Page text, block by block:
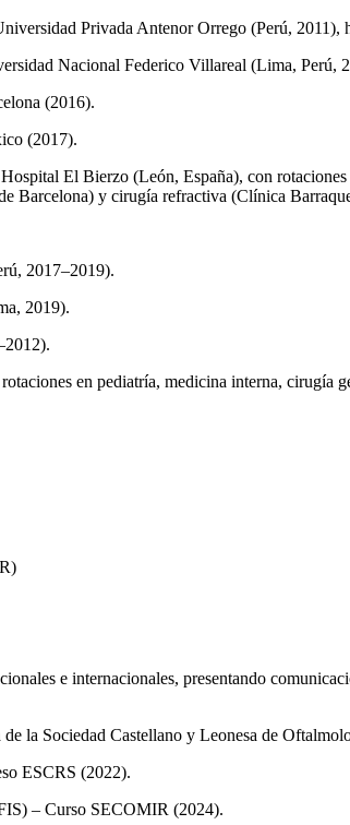
Privada Antenor Orrego (Perú,
Nacional Federico Villareal (Lima, Perú,
(2016).
(2017).
El Bierzo (León, España), con
Barcelona) y cirugía refractiva (Clínica
2017–2019).
2019).
en pediatría, medicina interna, cirugía
e internacionales, presentando
la Sociedad Castellano y Leonesa de
ESCRS (2022).
– Curso SECOMIR (2024).